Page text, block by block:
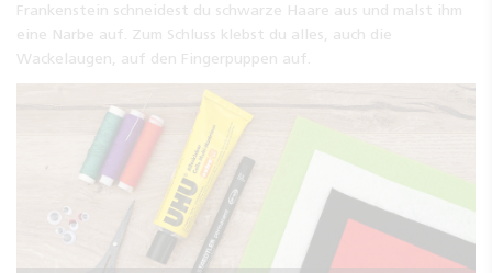
Frankenstein schneidest du schwarze Haare aus und malst ihm
eine Narbe auf. Zum Schluss klebst du alles, auch die
Wackelaugen, auf den Fingerpuppen auf.